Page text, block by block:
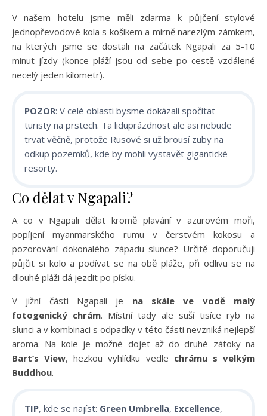
V našem hotelu jsme měli zdarma k půjčení stylové
jednopřevodové kola s košíkem a mírně narezlým zámkem,
na kterých jsme se dostali na začátek Ngapali za 5-10
minut jízdy (konce pláží jsou od sebe po cestě vzdálené
necelý jeden kilometr).
POZOR: V celé oblasti bysme dokázali spočítat
turisty na prstech. Ta liduprázdnost ale asi nebude
trvat věčně, protože Rusové si už brousí zuby na
odkup pozemků, kde by mohli vystavět gigantické
resorty.
Co dělat v Ngapali?
A co v Ngapali dělat kromě plavání v azurovém moři,
popíjení myanmarského rumu v čerstvém kokosu a
pozorování dokonalého západu slunce? Určitě doporučuji
půjčit si kolo a podívat se na obě pláže, při odlivu se na
dlouhé pláži dá jezdit po písku.
V jižní části Ngapali je na skále ve vodě malý
fotogenický chrám. Místní tady ale suší tisíce ryb na
slunci a v kombinaci s odpadky v této části nevzniká nejlepší
aroma. Na kole je možné dojet až do druhé zátoky na
Bart’s View, hezkou vyhlídku vedle chrámu s velkým
Buddhou.
TIP, kde se najíst: Green Umbrella, Excellence,